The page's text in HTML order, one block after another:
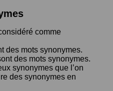
comme
des mots synonymes.
des mots synonymes.
synonymes que l’on
des synonymes en